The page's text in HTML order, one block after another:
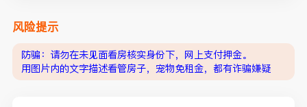
风险提示
防骗：请勿在未见面看房核实身份下，网上支付押金。
用图片内的文字描述看管房子，宠物免租金，都有诈骗嫌疑